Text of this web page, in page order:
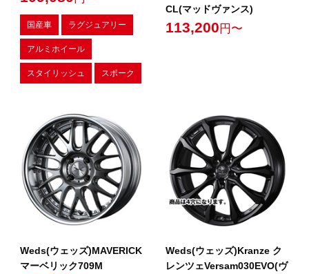
国産車 ラグジュアリー
アルミホイール
スタイリッシュ スポーク
CL(マッドヴァンス)
113,200 円〜
Weds(ウェッズ)MAVERICK
マーベリック709M
Weds(ウェッズ)Kranze ク
レンツェVersam030EVO(ヴ